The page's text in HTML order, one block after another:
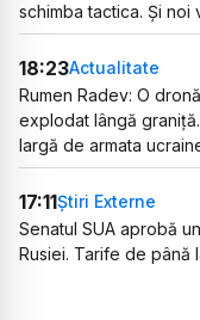
schimba tactica. Și noi
18:23Actualitate
Rumen Radev: O
explodat lângă
largă de armata
17:11Știri Externe
Senatul SUA aprobă
Rusiei. Tarife de până